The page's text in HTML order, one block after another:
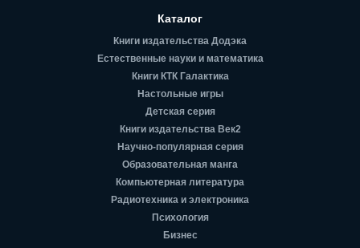
Каталог
Книги издательства Додэка
Естественные науки и математика
Книги КТК Галактика
Настольные игры
Детская серия
Книги издательства Век2
Научно-популярная серия
Образовательная манга
Компьютерная литература
Радиотехника и электроника
Психология
Бизнес